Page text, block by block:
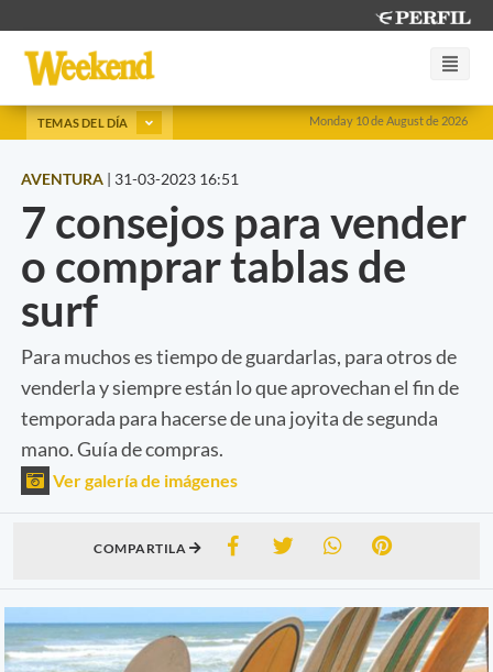
Monday 10 de August de 2026
TEMAS DEL DÍA
AVENTURA | 31-03-2023 16:51
7 consejos para vender
o comprar tablas de
surf
Para muchos es tiempo de guardarlas, para otros de
venderla y siempre están lo que aprovechan el fin de
temporada para hacerse de una joyita de segunda
mano. Guía de compras.
Ver galería de imágenes
COMPARTILA